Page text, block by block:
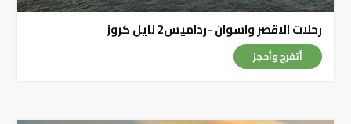
رحلات الاقصر واسوان -رداميس2 نايل كروز
أتفرج وأحجز